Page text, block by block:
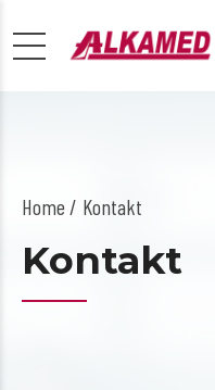
Home Kontakt
Kontakt